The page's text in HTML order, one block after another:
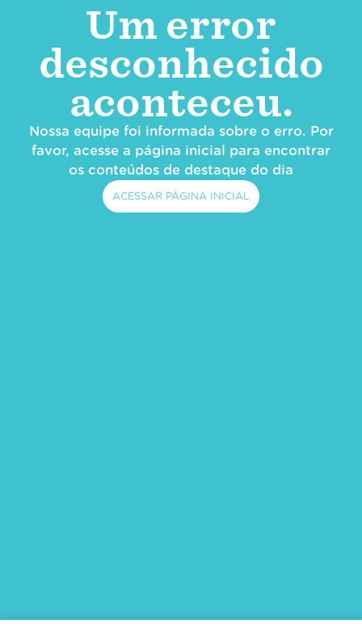
Um error
desconhecido
aconteceu.
Nossa equipe foi informada sobre o erro. Por
favor, acesse a página inicial para encontrar
os conteúdos de destaque do dia
ACESSAR PÁGINA INICIAL